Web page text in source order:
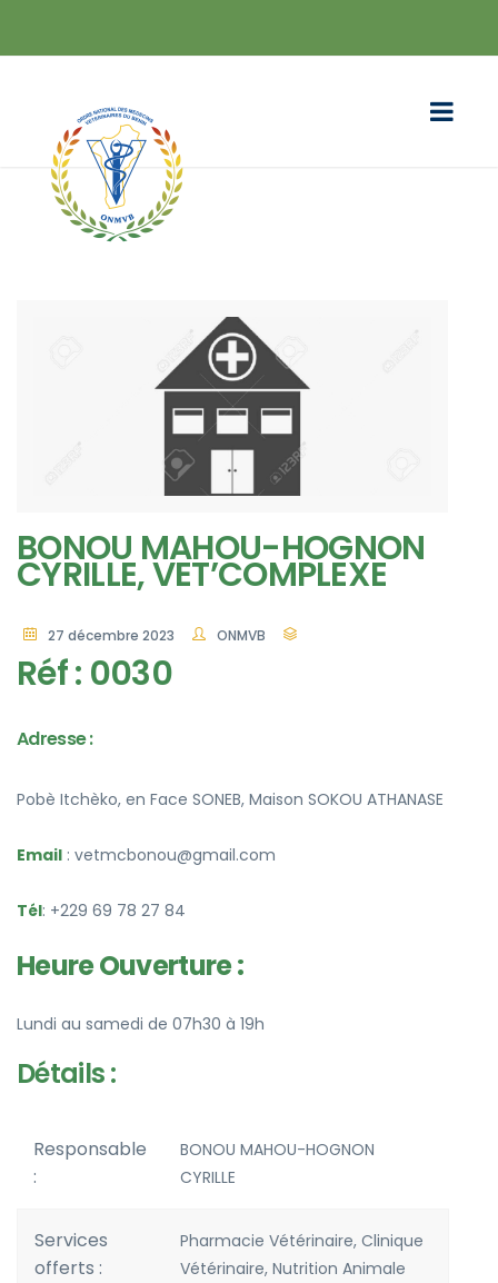
BONOU MAHOU-HOGNON
CYRILLE, VET’COMPLEXE
27 décembre 2023 ONMVB
Réf : 0030
Adresse :
Pobè Itchèko, en Face SONEB, Maison SOKOU ATHANASE
Email : vetmcbonou@gmail.com
Tél: +229 69 78 27 84
Heure Ouverture :
Lundi au samedi de 07h30 à 19h
Détails :
Responsable
:
BONOU MAHOU-HOGNON
CYRILLE
Services
offerts :
Pharmacie Vétérinaire, Clinique
Vétérinaire, Nutrition Animale